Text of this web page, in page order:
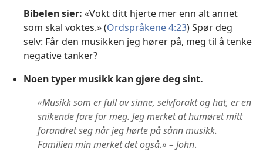
Bibelen sier: «Vokt ditt hjerte mer enn alt annet
som skal voktes.» (Ordspråkene 4:23) Spør deg
selv: Får den musikken jeg hører på, meg til å tenke
negative tanker?
Noen typer musikk kan gjøre deg sint.
«Musikk som er full av sinne, selvforakt og hat, er en
snikende fare for meg. Jeg merket at humøret mitt
forandret seg når jeg hørte på sånn musikk.
Familien min merket det også.» – John.